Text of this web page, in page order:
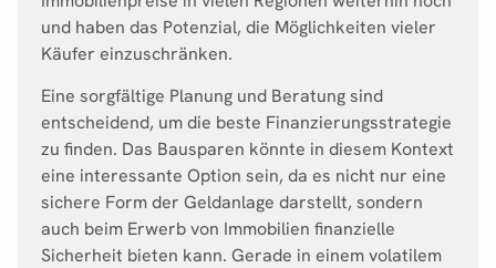
und haben das Potenzial, die Möglichkeiten vieler
Käufer einzuschränken.
Eine sorgfältige Planung und Beratung sind
entscheidend, um die beste Finanzierungsstrategie
zu finden. Das Bausparen könnte in diesem Kontext
eine interessante Option sein, da es nicht nur eine
sichere Form der Geldanlage darstellt, sondern
auch beim Erwerb von Immobilien finanzielle
Sicherheit bieten kann. Gerade in einem volatilem